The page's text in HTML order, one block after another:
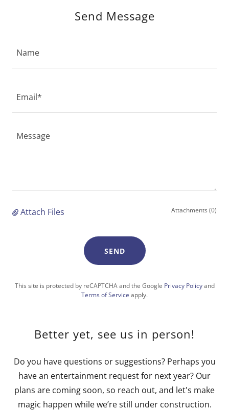
Send Message
Name
Email*
Attach Files Attachments (0)
SEND
This site is protected by reCAPTCHA and the Google Privacy Policyand
Terms of Service apply.
Better yet, see us in person!
Do you have questions or suggestions? Perhaps you
have an entertainment request for next year? Our
plans are coming soon, so reach out, and let's make
magic happen while we’re still under construction.